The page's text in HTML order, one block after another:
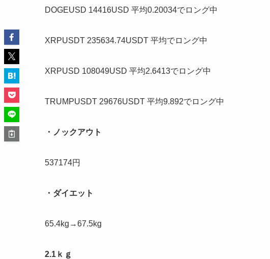
DOGEUSD 14416USD 平均0.20034でロング中
XRPUSDT 235634.74USDT 平均でロング中
XRPUSD 108049USD 平均2.6413でロング中
TRUMPUSDT 29676USDT 平均9.892でロング中
・ノックアウト
537174円
・ダイエット
65.4kg→67.5kg
2.1ｋｇ